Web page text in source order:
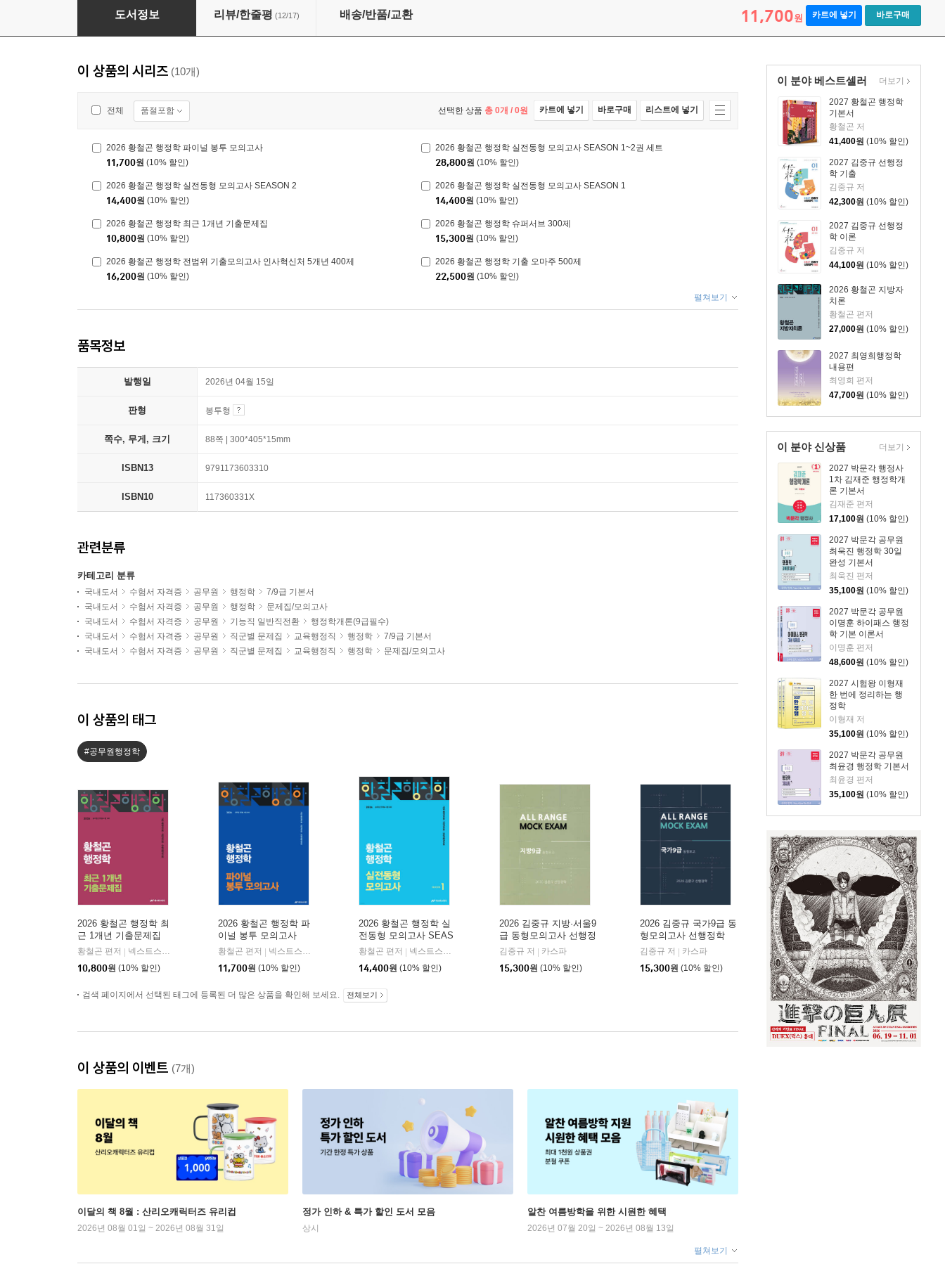
2026 황철곤 행정학 파이널 봉투 모의고사
도서정보 리뷰/한줄평 (12/17) 배송/반품/교환 11,700원 카트에 넣기 바로구매
이 분야 베스트셀러
2027 황철곤 행정학
기본서
황철곤 저
41,400원 (10% 할인)
2027 김중규 선행정
학 기출
김중규 저
42,300원 (10% 할인)
2027 김중규 선행정
학 이론
김중규 저
44,100원 (10% 할인)
2026 황철곤 지방자
치론
황철곤 편저
27,000원 (10% 할인)
2027 최영희행정학
내용편
최영희 편저
47,700원 (10% 할인)
더보기
이 분야 신상품
2027 박문각 행정사
1차 김재준 행정학개
론 기본서
김재준 편저
17,100원 (10% 할인)
2027 박문각 공무원
최욱진 행정학 30일
완성 기본서
최욱진 편저
35,100원 (10% 할인)
2027 박문각 공무원
이명훈 하이패스 행정
학 기본 이론서
이명훈 편저
48,600원 (10% 할인)
2027 시험왕 이형재
한 번에 정리하는 행
정학
이형재 저
35,100원 (10% 할인)
2027 박문각 공무원
최윤경 행정학 기본서
최윤경 편저
35,100원 (10% 할인)
더보기
이 상품의 시리즈 (10개)
전체 품절포함 선택한 상품 총 0개 / 0원 카트에 넣기 바로구매 리스트에 넣기
2026 황철곤 행정학 파이널 봉투 모의고사
11,700원 (10% 할인)
2026 황철곤 행정학 실전동형 모의고사 SEASON 1~2권 세트
28,800원 (10% 할인)
2026 황철곤 행정학 실전동형 모의고사 SEASON 2
14,400원 (10% 할인)
2026 황철곤 행정학 실전동형 모의고사 SEASON 1
14,400원 (10% 할인)
2026 황철곤 행정학 최근 1개년 기출문제집
10,800원 (10% 할인)
2026 황철곤 행정학 슈퍼서브 300제
15,300원 (10% 할인)
2026 황철곤 행정학 전범위 기출모의고사 인사혁신처 5개년 400제
16,200원 (10% 할인)
2026 황철곤 행정학 기출 오마주 500제
22,500원 (10% 할인)
펼쳐보기
품목정보
발행일 2026년 04월 15일
판형 봉투형
쪽수, 무게, 크기 88쪽 | 300*405*15mm
ISBN13 9791173603310
ISBN10 117360331X
관련분류
카테고리 분류
국내도서 수험서 자격증 공무원 행정학
7/9급 기본서
국내도서
수험서 자격증 공무원 행정학
문제집/모의고사
국내도서
수험서 자격증 공무원 기능직 일반직전환
행정학개론(9급필수)
국내도서
수험서 자격증 공무원 직군별 문제집 교육행정직 행정학
7/9급 기본서
국내도서
수험서 자격증 공무원 직군별 문제집 교육행정직 행정학 문제집/모의고사
이 상품의 태그
#공무원행정학
2026 황철곤 행정학 최
근 1개년 기출문제집
황철곤 편저
넥스트스터디
10,800원 (10% 할인)
2026 황철곤 행정학 파
이널 봉투 모의고사
황철곤 편저
넥스트스터디
11,700원 (10% 할인)
2026 황철곤 행정학 실
전동형 모의고사 SEAS
ON 1
황철곤 편저
넥스트스터디
14,400원 (10% 할인)
2026 김중규 지방·서울9
급 동형모의고사 선행정
학
김중규 저
카스파
15,300원 (10% 할인)
2026 김중규 국가9급 동
형모의고사 선행정학
김중규 저
카스파
15,300원 (10% 할인)
검색 페이지에서 선택된 태그에 등록된 더 많은 상품을 확인해 보세요. 전체보기
이 상품의 이벤트 (7개)
이달의 책 8월 : 산리오캐릭터즈 유리컵
2026년 08월 01일 ~ 2026년 08월 31일
정가 인하 & 특가 할인 도서 모음
상시
알찬 여름방학을 위한 시원한 혜택
2026년 07월 20일 ~ 2026년 08월 13일
펼쳐보기